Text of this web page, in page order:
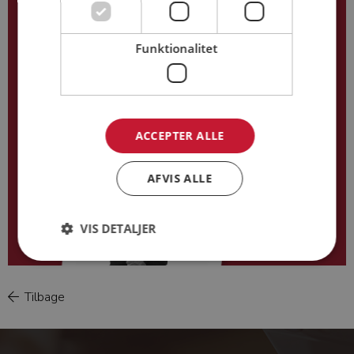
Kurt Kjersgaard Hansen
Tilbage
Funktionalitet
ACCEPTER ALLE
AFVIS ALLE
VIS DETALJER